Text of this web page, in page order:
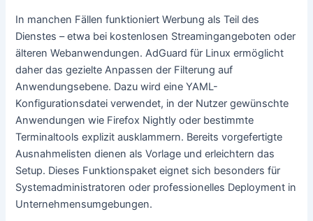
In manchen Fällen funktioniert Werbung als Teil des
Dienstes – etwa bei kostenlosen Streamingangeboten oder
älteren Webanwendungen. AdGuard für Linux ermöglicht
daher das gezielte Anpassen der Filterung auf
Anwendungsebene. Dazu wird eine YAML-
Konfigurationsdatei verwendet, in der Nutzer gewünschte
Anwendungen wie Firefox Nightly oder bestimmte
Terminaltools explizit ausklammern. Bereits vorgefertigte
Ausnahmelisten dienen als Vorlage und erleichtern das
Setup. Dieses Funktionspaket eignet sich besonders für
Systemadministratoren oder professionelles Deployment in
Unternehmensumgebungen.